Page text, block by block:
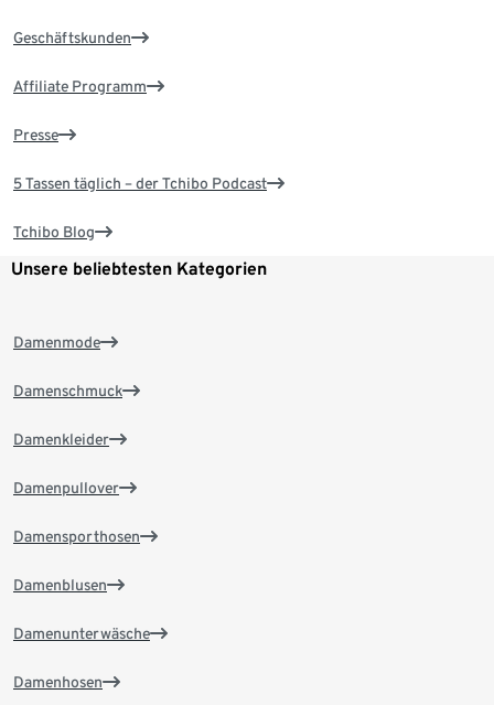
Geschäftskunden
Affiliate Programm
Presse
5 Tassen täglich – der Tchibo Podcast
Tchibo Blog
Unsere beliebtesten Kategorien
Damenmode
Damenschmuck
Damenkleider
Damenpullover
Damensporthosen
Damenblusen
Damenunterwäsche
Damenhosen